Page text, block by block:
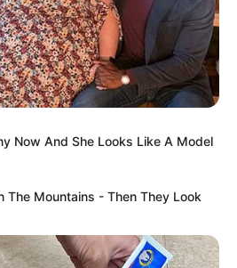
Now And She Looks Like A Model
The Mountains - Then They Look